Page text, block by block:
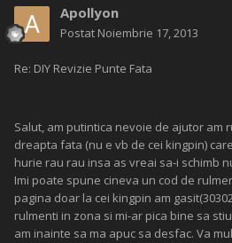
Apollyon
Postat Noiembrie 17, 2013
Re: DIY Revizie Punte Fata
Salut, am putintica nevoie de ajutor am
dreapta fata (nu e vb de cei kingpin)
hurie rau rau insa as vreai sa-i schimb
Imi poate spune cineva un cod de
pagina doar la cei kingpin am
rulmenti in zona si mi-ar pica bine sa
am inainte sa ma apuc sa desfac. Va